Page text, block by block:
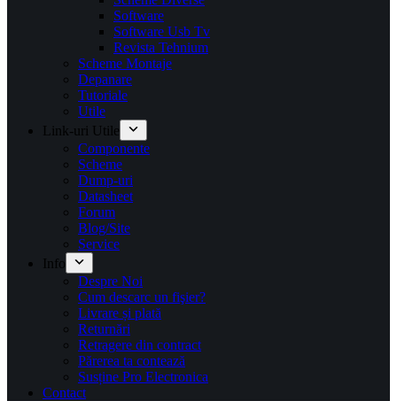
Software
Software Usb Tv
Revista Tehnium
Scheme Montaje
Depanare
Tutoriale
Utile
Link-uri Utile
Componente
Scheme
Dump-uri
Datasheet
Forum
Blog/Site
Service
Info
Despre Noi
Cum descarc un fişier?
Livrare și plată
Returnări
Retragere din contract
Părerea ta contează
Susține Pro Electronica
Contact